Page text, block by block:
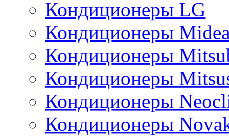
Кондиционеры LG
Кондиционеры
Кондиционеры
Кондиционеры
Кондиционеры
Кондиционеры